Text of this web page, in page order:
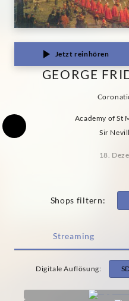
Jetzt reinhören
GEORGE
Academy of St
Sir
18.
Shops filtern:
Streaming
Digitale Auflösung: